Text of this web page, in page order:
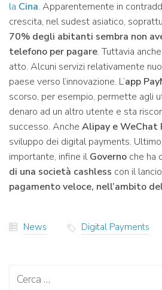
la Cina. Apparentemente in
crescita, nel sudest asiatico,
70% degli abitanti sembra non
telefono per pagare. Tuttavia
atto. Alcuni servizi relativamente
paese verso l’innovazione. L’app
scorso, per esempio, permette agli
denaro ad un altro utente e sta
successo. Anche Alipay e WeChat
sviluppo dei digital payments.
importante, infine ilGoverno che ha
di una società cashless con il
pagamento veloce, nell’ambito
News Digital Payments